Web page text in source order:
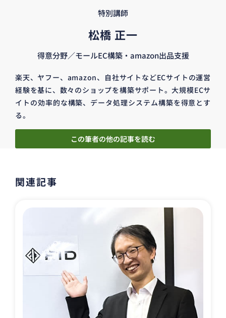
特別講師
松橋 正一
得意分野／モールEC構築・amazon出品支援
楽天、ヤフー、amazon、自社サイトなどECサイトの運営
経験を基に、数々のショップを構築サポート。大規模ECサ
イトの効率的な構築、データ処理システム構築を得意とす
る。
この筆者の他の記事を読む
関連記事